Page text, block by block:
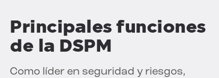
Principales funciones
de la DSPM
Como líder en seguridad y riesgos,